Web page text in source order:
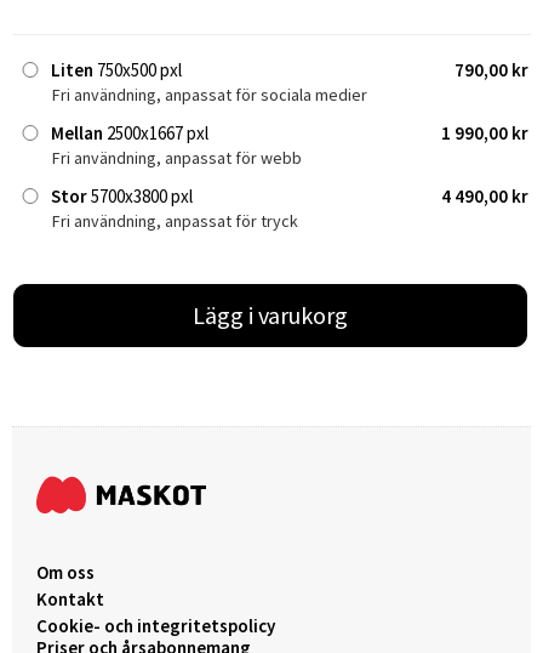
Liten 750x500 pxl 790,00 kr
Fri användning, anpassat för sociala medier
Mellan 2500x1667 pxl 1 990,00 kr
Fri användning, anpassat för webb
Stor5700x3800 pxl 4 490,00 kr
Fri användning, anpassat för tryck
Lägg i varukorg
Om oss
Kontakt
Cookie- och integritetspolicy
Priser och årsabonnemang